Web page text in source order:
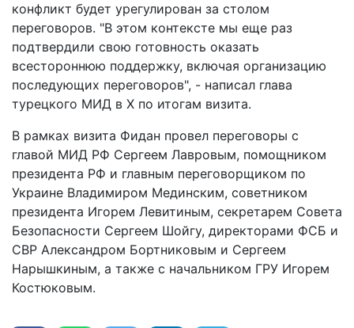
конфликт будет урегулирован за столом
переговоров. "В этом контексте мы еще раз
подтвердили свою готовность оказать
всестороннюю поддержку, включая организацию
последующих переговоров", - написал глава
турецкого МИД в X по итогам визита.
В рамках визита Фидан провел переговоры с
главой МИД РФ Сергеем Лавровым, помощником
президента РФ и главным переговорщиком по
Украине Владимиром Мединским, советником
президента Игорем Левитиным, секретарем Совета
Безопасности Сергеем Шойгу, директорами ФСБ и
СВР Александром Бортниковым и Сергеем
Нарышкиным, а также с начальником ГРУ Игорем
Костюковым.